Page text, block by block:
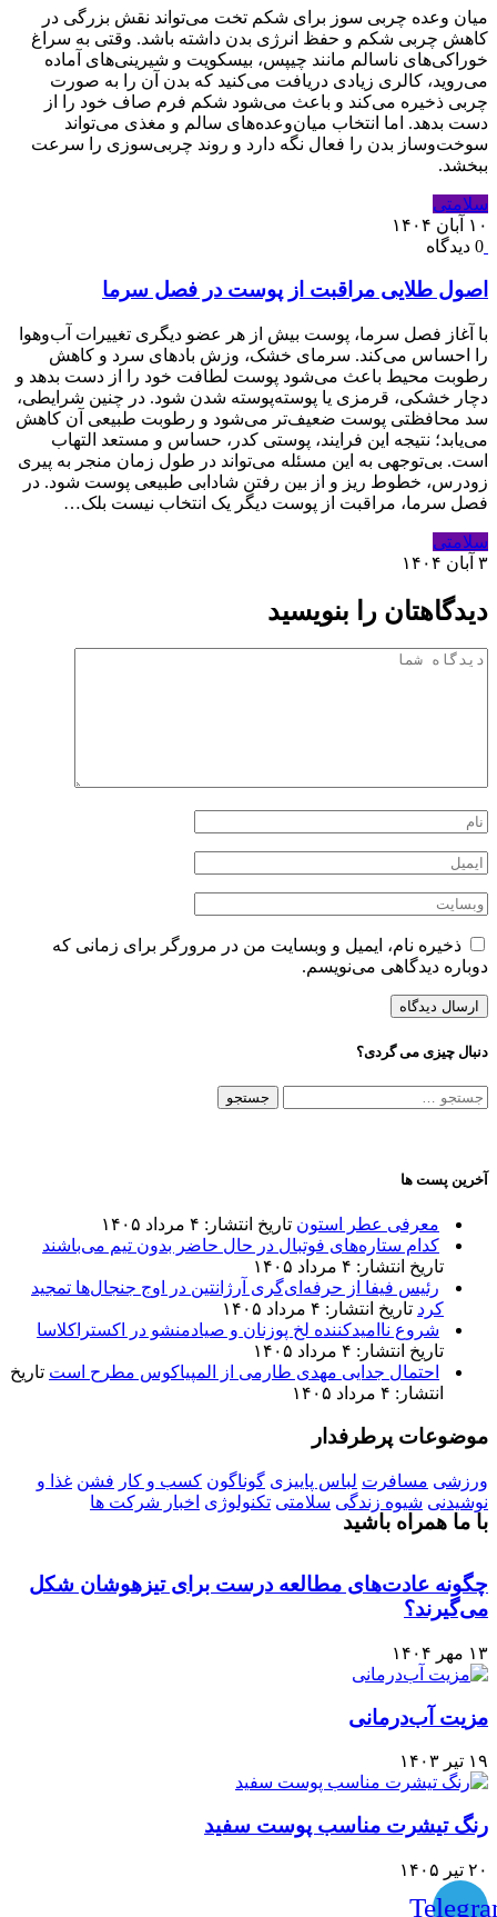
میان ‌وعده چربی ‌سوز برای شکم تخت می‌تواند نقش بزرگی در
کاهش چربی شکم و حفظ انرژی بدن داشته باشد. وقتی به سراغ
خوراکی‌های ناسالم مانند چیپس، بیسکویت و شیرینی‌های آماده
می‌روید، کالری زیادی دریافت می‌کنید که بدن آن را به صورت
چربی ذخیره می‌کند و باعث می‌شود شکم فرم صاف خود را از
دست بدهد. اما انتخاب میان‌وعده‌های سالم و مغذی می‌تواند
سوخت‌وساز بدن را فعال نگه دارد و روند چربی‌سوزی را سرعت
ببخشد.
سلامتی
۱۰ آبان ۱۴۰۴
0 دیدگاه
اصول طلایی مراقبت از پوست در فصل سرما
با آغاز فصل سرما، پوست بیش از هر عضو دیگری تغییرات آب‌وهوا
را احساس می‌کند. سرمای خشک، وزش بادهای سرد و کاهش
رطوبت محیط باعث می‌شود پوست لطافت خود را از دست بدهد و
دچار خشکی، قرمزی یا پوسته‌پوسته شدن شود. در چنین شرایطی،
سد محافظتی پوست ضعیف‌تر می‌شود و رطوبت طبیعی آن کاهش
می‌یابد؛ نتیجه این فرایند، پوستی کدر، حساس و مستعد التهاب
است. بی‌توجهی به این مسئله می‌تواند در طول زمان منجر به پیری
زودرس، خطوط ریز و از بین رفتن شادابی طبیعی پوست شود. در
فصل سرما، مراقبت از پوست دیگر یک انتخاب نیست بلک…
سلامتی
۳ آبان ۱۴۰۴
دیدگاهتان را بنویسید
ذخیره نام، ایمیل و وبسایت من در مرورگر برای زمانی که
دوباره دیدگاهی می‌نویسم.
دنبال چیزی می گردی؟
جستجو
آخرین پست ها
معرفی عطر استون تاریخ انتشار: ۴ مرداد ۱۴۰۵
کدام ستاره‌های فوتبال در حال حاضر بدون تیم می‌باشند
تاریخ انتشار: ۴ مرداد ۱۴۰۵
رئیس فیفا از حرفه‌ای‌گری آرژانتین در اوج جنجال‌ها تمجید
کرد تاریخ انتشار: ۴ مرداد ۱۴۰۵
شروع ناامیدکننده لخ پوزنان و صیادمنشو در اکستراکلاسا
تاریخ انتشار: ۴ مرداد ۱۴۰۵
احتمال جدایی مهدی طارمی از المپیاکوس مطرح است تاریخ
انتشار: ۴ مرداد ۱۴۰۵
موضوعات پرطرفدار
ورزشی مسافرت لباس پاییزی گوناگون کسب و کار فشن غذا و
نوشیدنی شیوه زندگی سلامتی تکنولوژی اخبار شرکت ها
با ما همراه باشید
چگونه عادت‌های مطالعه درست برای تیزهوشان شکل
می‌گیرند؟
۱۳ مهر ۱۴۰۴
مزیت آب‌درمانی
۱۹ تیر ۱۴۰۳
رنگ تیشرت مناسب پوست سفید
۲۰ تیر ۱۴۰۵